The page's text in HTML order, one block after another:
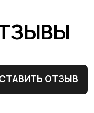
ОТЗЫВ